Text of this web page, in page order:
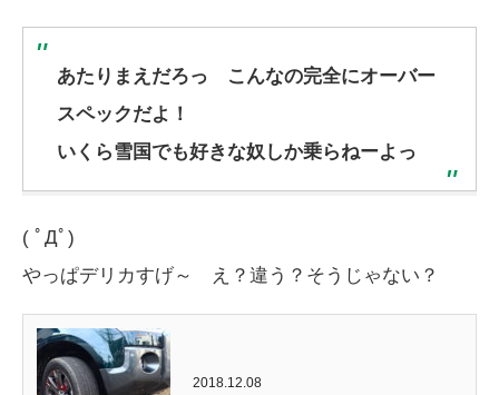
あたりまえだろっ こんなの完全にオーバー
スペックだよ！
いくら雪国でも好きな奴しか乗らねーよっ
( ﾟДﾟ)
やっぱデリカすげ～ え？違う？そうじゃない？
2018.12.08